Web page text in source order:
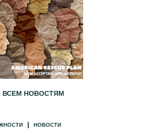
ВСЕМ НОВОСТЯМ
НОВОСТИ